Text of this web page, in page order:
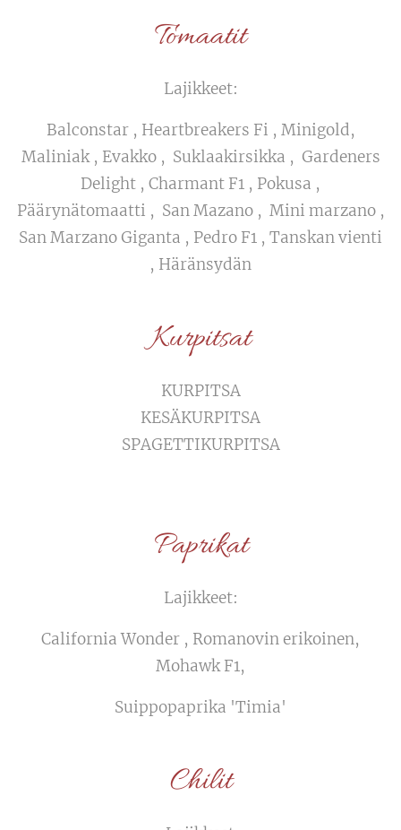
Tomaatit
Lajikkeet:
Balconstar , Heartbreakers Fi , Minigold,
Maliniak , Evakko , Suklaakirsikka , Gardeners
Delight , Charmant F1 , Pokusa ,
Päärynätomaatti , San Mazano , Mini marzano ,
San Marzano Giganta , Pedro F1 , Tanskan vienti
, Häränsydän
Kurpitsat
KURPITSA
KESÄKURPITSA
SPAGETTIKURPITSA
Paprikat
Lajikkeet:
California Wonder , Romanovin erikoinen,
Mohawk F1,
Suippopaprika 'Timia'
Chilit